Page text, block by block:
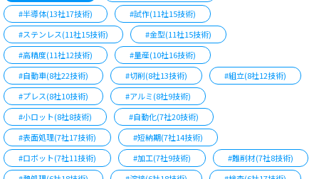
#半導体(13社17技術)
#試作(11社15技術)
#ステンレス(11社15技術)
#金型(11社15技術)
#高精度(11社12技術)
#量産(10社16技術)
#自動車(8社22技術)
#切削(8社13技術)
#組立(8社12技術)
#プレス(8社10技術)
#アルミ(8社9技術)
#小ロット(8社8技術)
#自動化(7社20技術)
#表面処理(7社17技術)
#短納期(7社14技術)
#ロボット(7社11技術)
#加工(7社9技術)
#難削材(7社8技術)